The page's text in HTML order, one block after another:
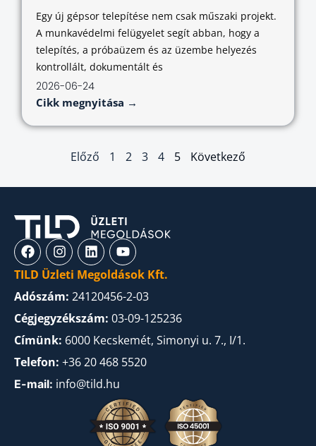
Egy új gépsor telepítése nem csak műszaki projekt.
A munkavédelmi felügyelet segít abban, hogy a
telepítés, a próbaüzem és az üzembe helyezés
kontrollált, dokumentált és
2026-06-24
Cikk megnyitása →
Előző 1 2 3 4 5 Következő
TILD Üzleti Megoldások Kft.
Adószám: 24120456-2-03
Cégjegyzékszám: 03-09-125236
Címünk: 6000 Kecskemét, Simonyi u. 7., I/1.
Telefon: +36 20 468 5520
E-mail: info@tild.hu